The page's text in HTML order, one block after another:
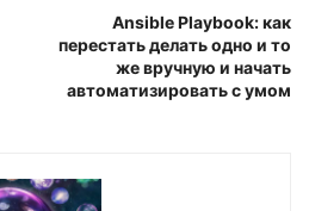
Ansible Playbook: как
перестать делать одно и то
же вручную и начать
автоматизировать с умом